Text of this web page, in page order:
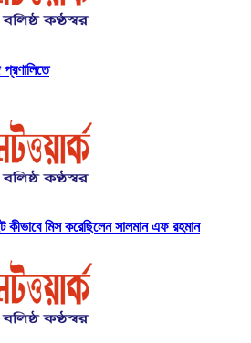
কীভাবে মিস করেছিলেন সালমান এফ রহমান